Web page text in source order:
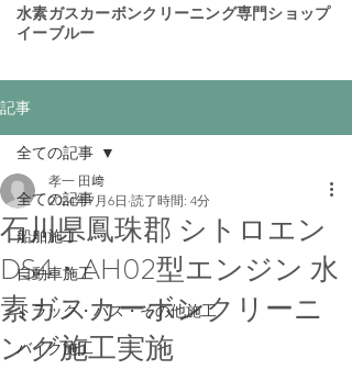
​水素ガスカーボンクリーニング専門ショップ
イーブルー
記事
全ての記事
船舶施工
自動車施工
トラック・バス・その他施工
バイク施工
全ての記事
石川県鳳珠郡 シトロエン
DS4・AH02型エンジン 水
素ガスカーボンクリーニ
ング施工実施
孝一 田﨑
2024年7月6日 読了時間: 4分